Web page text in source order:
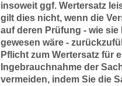
insoweit ggf. Wertersatz
gilt dies nicht, wenn die
auf deren Prüfung - wie
gewesen wäre -
Pflicht zum Wertersatz für
Ingebrauchnahme der
vermeiden, indem Sie die